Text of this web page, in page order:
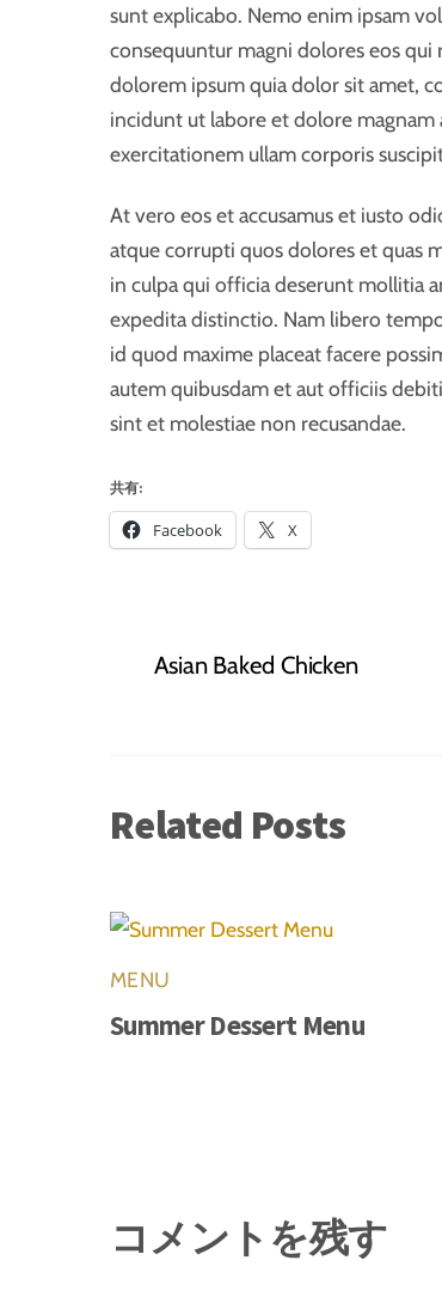
sunt explicabo. Nemo enim ipsam
consequuntur magni dolores eos
dolorem ipsum quia dolor sit amet,
incidunt ut labore et dolore
exercitationem ullam corporis
At vero eos et accusamus et iusto
atque corrupti quos dolores et quas
in culpa qui officia deserunt mollitia
expedita distinctio. Nam libero
id quod maxime placeat facere
autem quibusdam et aut officiis
sint et molestiae non recusandae.
共有:
Facebook X
Asian Baked Chicken
Related Posts
MENU
Summer Dessert Menu
コメントを残す